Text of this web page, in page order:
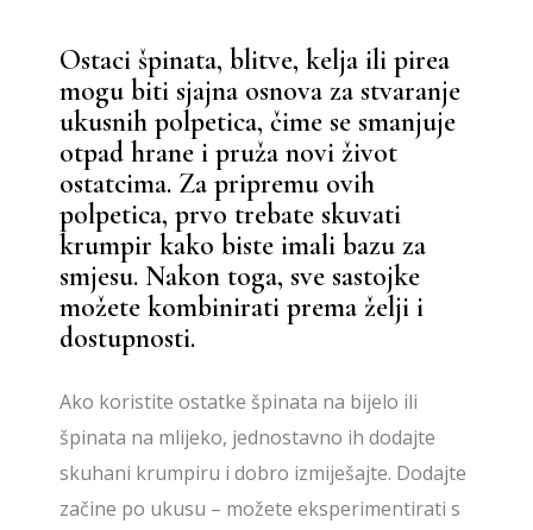
Ostaci špinata, blitve, kelja ili pirea
mogu biti sjajna osnova za stvaranje
ukusnih polpetica, čime se smanjuje
otpad hrane i pruža novi život
ostatcima. Za pripremu ovih
polpetica, prvo trebate skuvati
krumpir kako biste imali bazu za
smjesu. Nakon toga, sve sastojke
možete kombinirati prema želji i
dostupnosti.
Ako koristite ostatke špinata na bijelo ili
špinata na mlijeko, jednostavno ih dodajte
skuhani krumpiru i dobro izmiješajte. Dodajte
začine po ukusu – možete eksperimentirati s